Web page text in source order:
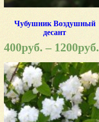
Чубушник Воздушный
десант
400руб. – 1200руб.